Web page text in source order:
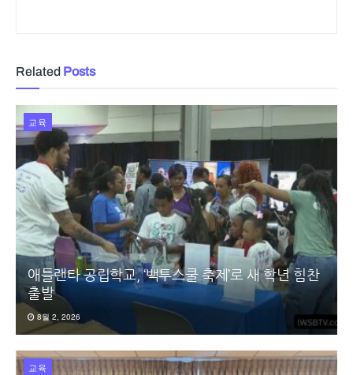
Related Posts
교육
애틀랜타 공립학교, ‘백투스쿨 축제’로 새 학년 힘찬
출발
8월 2, 2026
교육